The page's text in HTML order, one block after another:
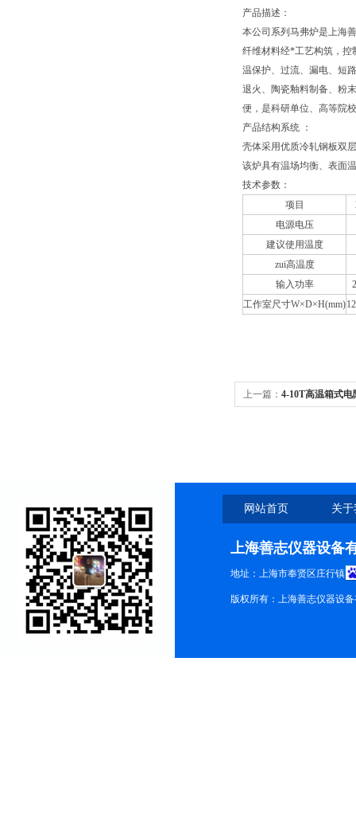
产品描述：
本公司系列马弗炉是上海
纤维材料经*工艺构筑，控
温保护、过流、漏电、短
退火、陶瓷釉料制备、粉
便，是科研单位、高等院
产品结构系统 ：
壳体采用优质冷轧钢板双
该炉具有温场均衡、表面
技术参数：
项目
电源电压
建议使用温度
zui高温度
输入功率
工作室尺寸W×D×H(mm)
上一篇： 4-10T高温箱式
网站首页 关
上海善志仪器设备
地址：上海市奉贤区庄行镇
版权所有：上海善志仪器设